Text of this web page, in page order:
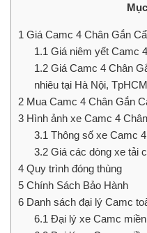
1 Giá Camc 4 Chân Gắn
1.1 Giá niêm yết Camc
1.2Giá Camc 4 Chân
nhiêu tại Hà Nội,
2 Mua Camc 4 Chân Gắn
3 Hình ảnh xe Camc 4
3.1 Thông số xe Camc
3.2Giá các dòng xe tải
4 Quy trình đóng thùng
5 Chính Sách Bảo Hành
6 Danh sách đại lý Camc
6.1 Đại lý xe Camc